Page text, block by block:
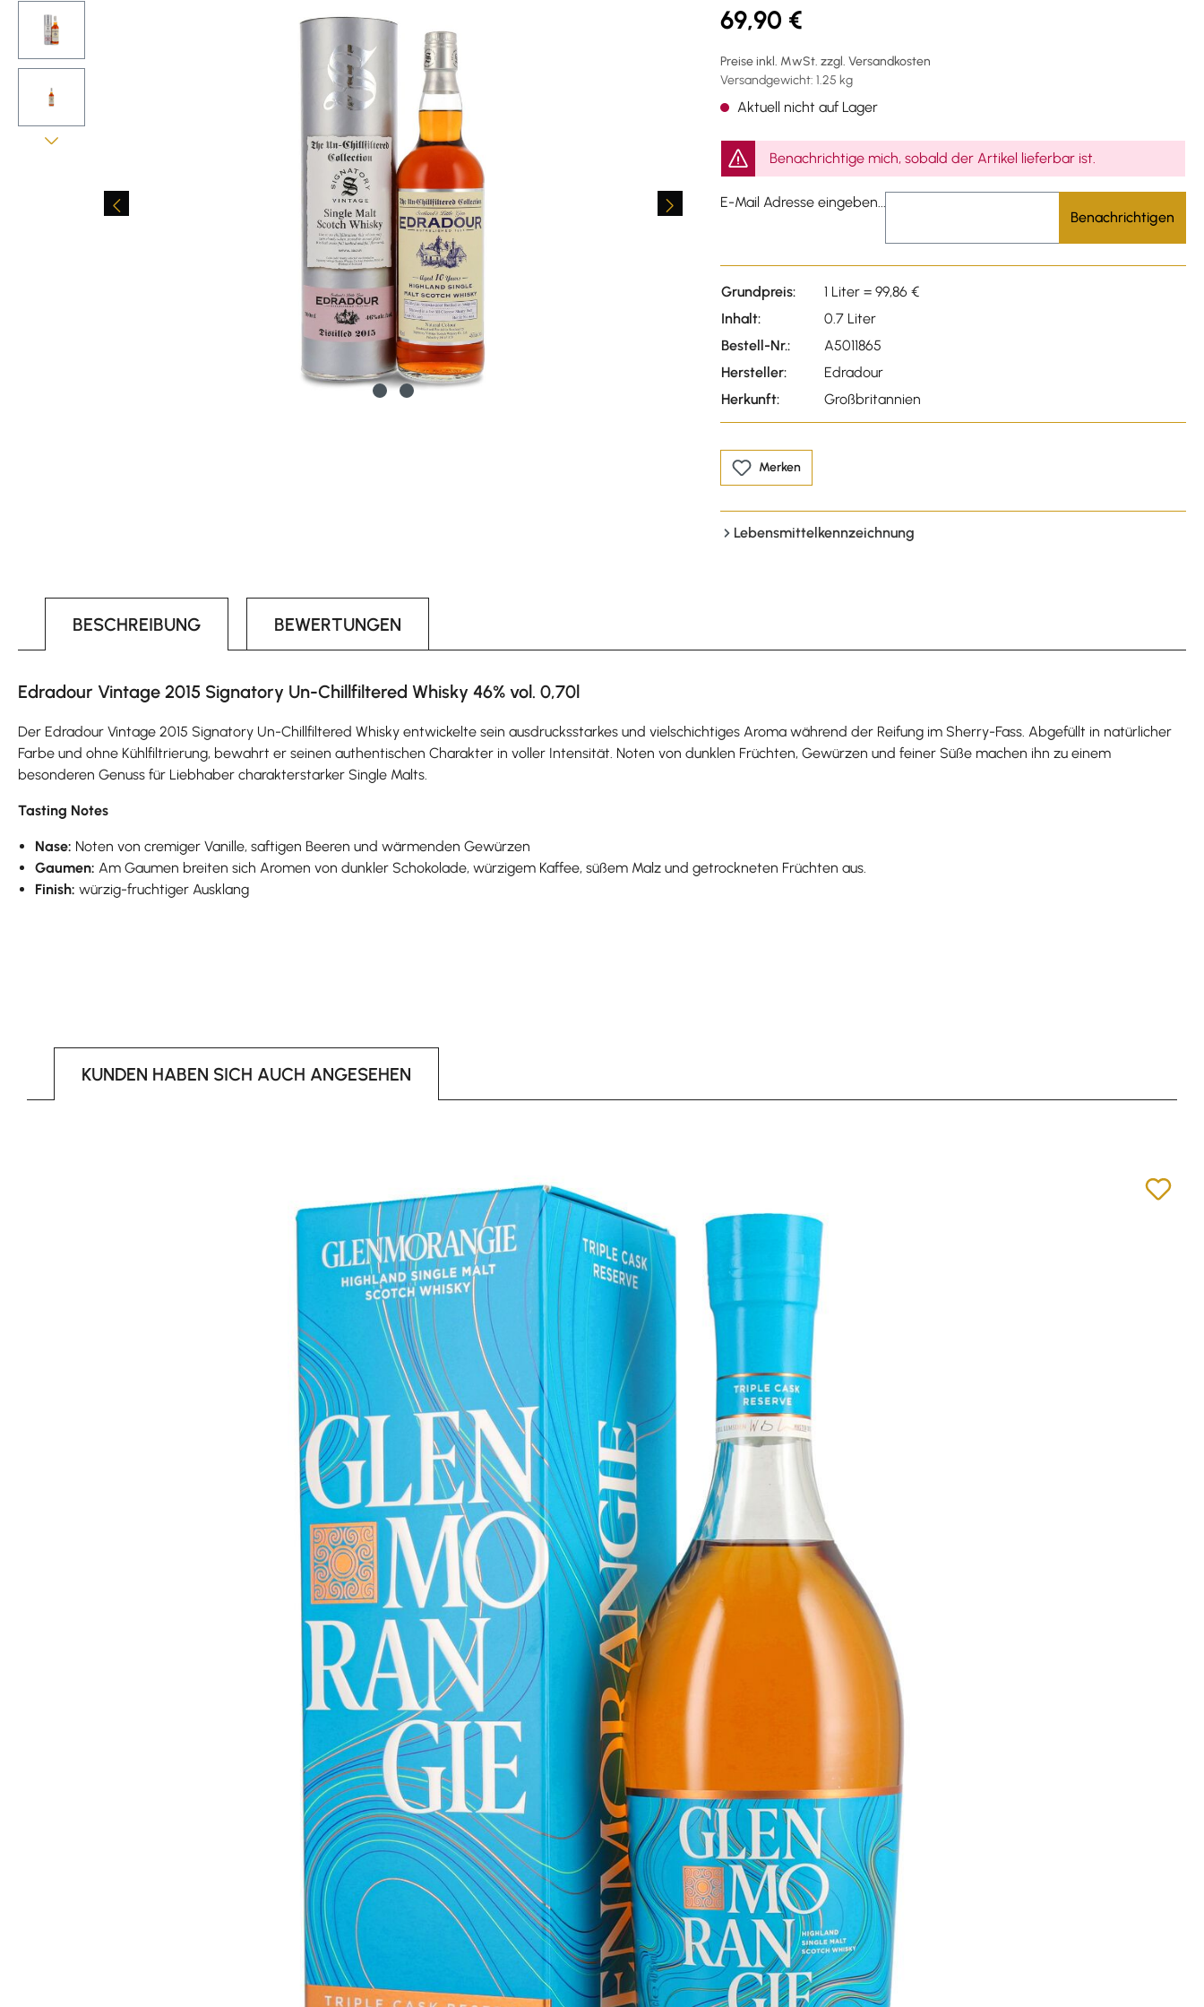
69,90 €
Preise inkl. MwSt. zzgl. Versandkosten
Versandgewicht: 1.25 kg
Aktuell nicht auf Lager
Benachrichtige mich, sobald der Artikel lieferbar ist.
E-Mail Adresse eingeben...
Benachrichtigen
Grundpreis:
1 Liter = 99,86 €
Inhalt:
0.7 Liter
Bestell-Nr.:
A5011865
Hersteller:
Edradour
Herkunft:
Großbritannien
Merken
Lebensmittelkennzeichnung
BESCHREIBUNG BEWERTUNGEN
Edradour Vintage 2015 Signatory Un-Chillfiltered Whisky 46% vol. 0,70l
Der Edradour Vintage 2015 Signatory Un-Chillfiltered Whisky entwickelte sein ausdrucksstarkes und vielschichtiges Aroma während der Reifung im Sherry-Fass. Abgefüllt in natürlicher
Farbe und ohne Kühlfiltrierung, bewahrt er seinen authentischen Charakter in voller Intensität. Noten von dunklen Früchten, Gewürzen und feiner Süße machen ihn zu einem
besonderen Genuss für Liebhaber charakterstarker Single Malts.
Tasting Notes
Nase: Noten von cremiger Vanille, saftigen Beeren und wärmenden Gewürzen
Gaumen: Am Gaumen breiten sich Aromen von dunkler Schokolade, würzigem Kaffee, süßem Malz und getrockneten Früchten aus.
Finish:würzig-fruchtiger Ausklang
KUNDEN HABEN SICH AUCH ANGESEHEN